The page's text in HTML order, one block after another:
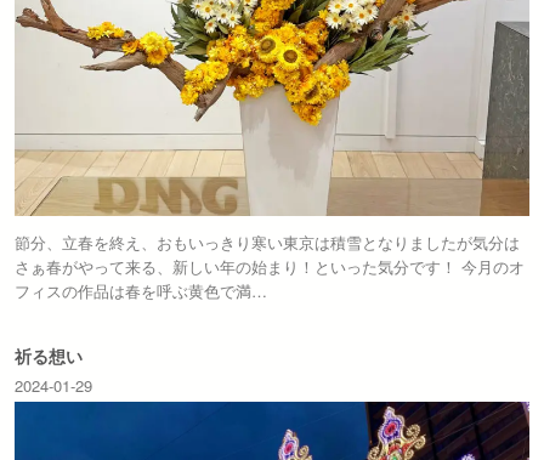
節分、立春を終え、おもいっきり寒い東京は積雪となりましたが気分は
さぁ春がやって来る、新しい年の始まり！といった気分です！ 今月のオ
フィスの作品は春を呼ぶ黄色で満…
祈る想い
2024-01-29